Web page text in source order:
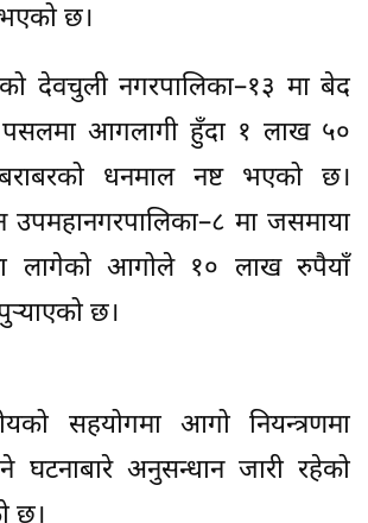
भएको छ।
देवचुली नगरपालिका–१३ मा बेद
पसलमा आगलागी हुँदा १ लाख ५०
धनमाल नष्ट भएको छ।
उपमहानगरपालिका–८ मा जसमाया
लागेको आगोले १० लाख रुपैयाँ
छ।
सहयोगमा आगो नियन्त्रणमा
अनुसन्धान जारी रहेको
छ।